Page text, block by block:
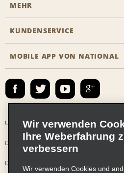
Eine Reservierung vornehmen
Das Business Rental
Emerald Club Anmelden
MEHR
Karriere
KUNDENSERVICE
Barrierefreiheit
Kontakt
E-Mail anmelden
MOBILE APP VON NATIONAL
Unternehmensinformationen
Datenschutzrichtlinie Cookie-
Datenschutzoptionen
Wir verwenden
Ihre Weberfahrung
verbessern
Wir verwenden Cookies und